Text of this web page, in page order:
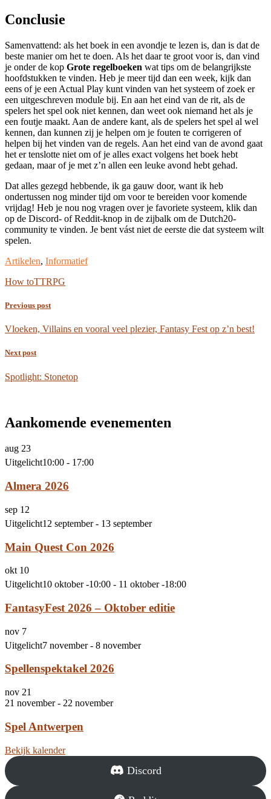
Conclusie
Samenvattend: als het boek in een avondje te lezen is, dan is dat de
beste manier om het te doen. Als het daar te groot voor is, dan vind
je onder de kop Grote regelboeken wat tips om de belangrijkste
hoofdstukken te vinden. Heb je meer tijd dan een week, kijk dan
eens of je een Actual Play kunt vinden van het systeem of zoek er
een uitgeschreven module bij. En aan het eind van de rit, als de
spelers het spel ook niet kennen, dan weet ook niemand het als je
een foutje maakt. Aan de andere kant, als de spelers het spel al wel
kennen, dan kunnen zij je helpen om je fouten te corrigeren of
helpen bij het vinden van de regels. Aan het eind van de avond gaat
het er tenslotte niet om of je alles exact volgens het boek hebt
gedaan, maar of je met z’n allen een leuke avond hebt gehad.
Dat alles gezegd hebbende, ik ga gauw door, want ik heb
ondertussen nog minder tijd om voor te bereiden voor komende
vrijdag! Heb je nou nog vragen over je favoriete systeem, klik dan
op de Discord- of Reddit-knop in de zijbalk om de Dutch20-
community te vinden. Je bent vást niet de eerste die dat systeem wilt
spelen.
Artikelen, Informatief
How toTTRPG
Previous post
Vloeken, Villains en vooral veel plezier, Fantasy Fest op z’n best!
Next post
Spotlight: Stonetop
Aankomende evenementen
aug 23
Uitgelicht10:00 - 17:00
Almera 2026
sep 12
Uitgelicht12 september- 13 september
Main Quest Con 2026
okt 10
Uitgelicht10 oktober -10:00 - 11 oktober -18:00
FantasyFest 2026 – Oktober editie
nov 7
Uitgelicht7 november- 8 november
Spellenspektakel 2026
nov 21
21 november- 22 november
Spel Antwerpen
Bekijk kalender
Discord